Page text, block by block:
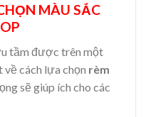
MÀU SẮC
tầm được trên một
cách lựa chọn rèm
sẽ giúp ích cho các